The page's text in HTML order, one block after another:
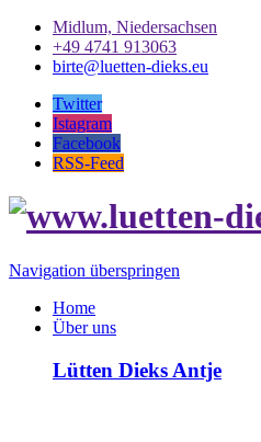
Midlum, Niedersachsen
+49 4741 913063
birte@luetten-dieks.eu
Twitter
Istagram
Facebook
RSS-Feed
Navigation überspringen
Home
Über uns
Lütten Dieks Antje